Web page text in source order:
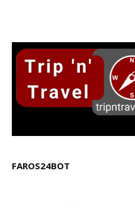
FAROS24BOT